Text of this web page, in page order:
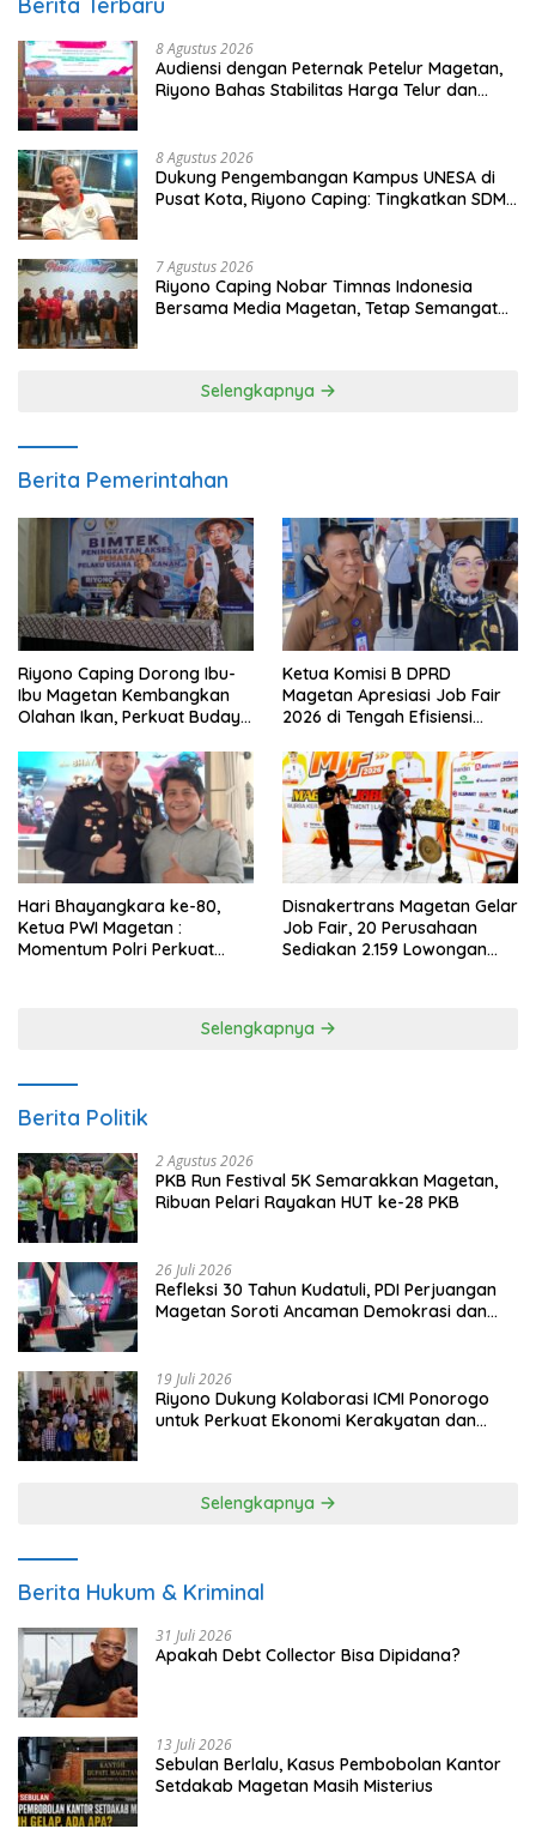
Berita Terbaru
8 Agustus 2026
Audiensi dengan Peternak Petelur Magetan,
Riyono Bahas Stabilitas Harga Telur dan
8 Agustus 2026
Dukung Pengembangan Kampus UNESA di
Pusat Kota, Riyono Caping: Tingkatkan SDM
7 Agustus 2026
Riyono Caping Nobar Timnas Indonesia
Bersama Media Magetan, Tetap Semangat
Selengkapnya
Berita Pemerintahan
Riyono Caping Dorong Ibu-
Ibu Magetan Kembangkan
Olahan Ikan, Perkuat Budaya
Ketua Komisi B DPRD
Magetan Apresiasi Job Fair
2026 di Tengah Efisiensi
Hari Bhayangkara ke-80,
Ketua PWI Magetan :
Momentum Polri Perkuat
Disnakertrans Magetan Gelar
Job Fair, 20 Perusahaan
Sediakan 2.159 Lowongan
Selengkapnya
Berita Politik
2 Agustus 2026
PKB Run Festival 5K Semarakkan Magetan,
Ribuan Pelari Rayakan HUT ke-28 PKB
26 Juli 2026
Refleksi 30 Tahun Kudatuli, PDI Perjuangan
Magetan Soroti Ancaman Demokrasi dan
19 Juli 2026
Riyono Dukung Kolaborasi ICMI Ponorogo
untuk Perkuat Ekonomi Kerakyatan dan
Selengkapnya
Berita Hukum & Kriminal
31 Juli 2026
Apakah Debt Collector Bisa Dipidana?
13 Juli 2026
Sebulan Berlalu, Kasus Pembobolan Kantor
Setdakab Magetan Masih Misterius